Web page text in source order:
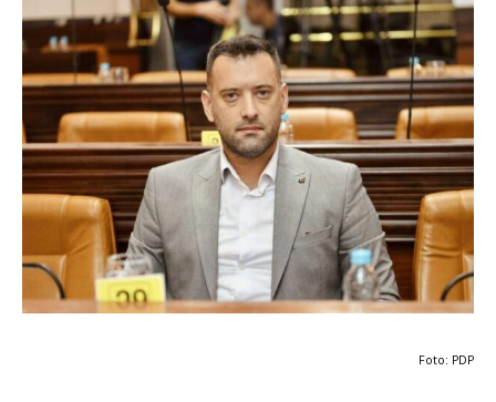
Foto: PDP